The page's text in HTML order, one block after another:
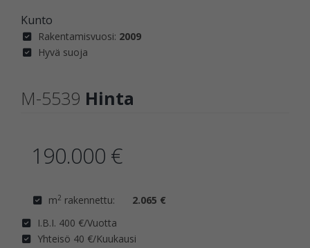
Kunto
Rakentamisvuosi: 2009
Hyvä suoja
M-5539 Hinta
190.000 €
m2 rakennettu:
2.065 €
I.B.I. 400 €/Vuotta
Yhteisö 40 €/Kuukausi